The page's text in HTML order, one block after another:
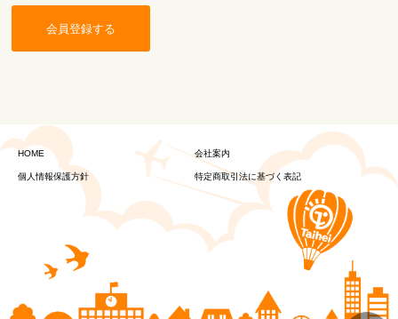
会員登録する
HOME 会社案内
個人情報保護方針 特定商取引法に基づく表記